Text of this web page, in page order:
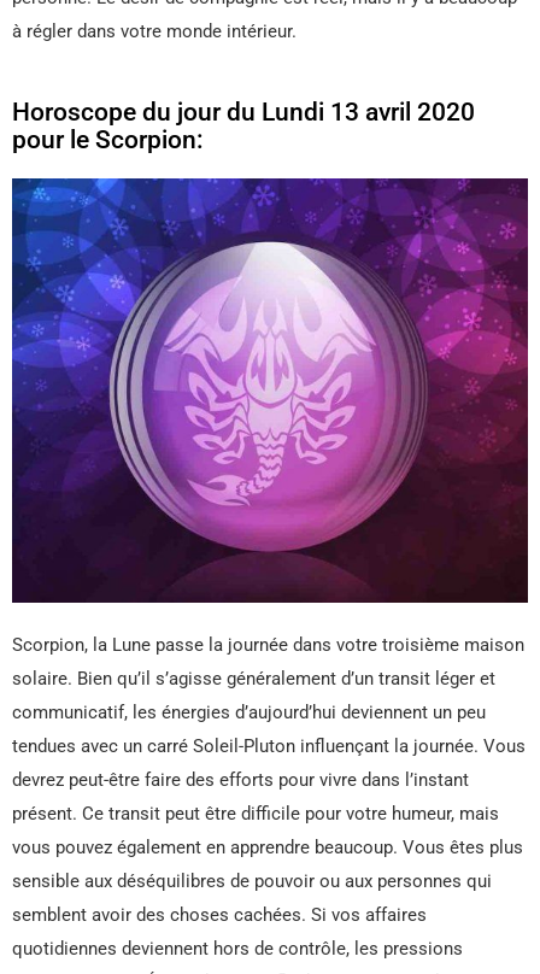
à régler dans votre monde intérieur.
Horoscope du jour du Lundi 13 avril 2020
pour le Scorpion:
Scorpion, la Lune passe la journée dans votre troisième maison
solaire. Bien qu’il s’agisse généralement d’un transit léger et
communicatif, les énergies d’aujourd’hui deviennent un peu
tendues avec un carré Soleil-Pluton influençant la journée. Vous
devrez peut-être faire des efforts pour vivre dans l’instant
présent. Ce transit peut être difficile pour votre humeur, mais
vous pouvez également en apprendre beaucoup. Vous êtes plus
sensible aux déséquilibres de pouvoir ou aux personnes qui
semblent avoir des choses cachées. Si vos affaires
quotidiennes deviennent hors de contrôle, les pressions